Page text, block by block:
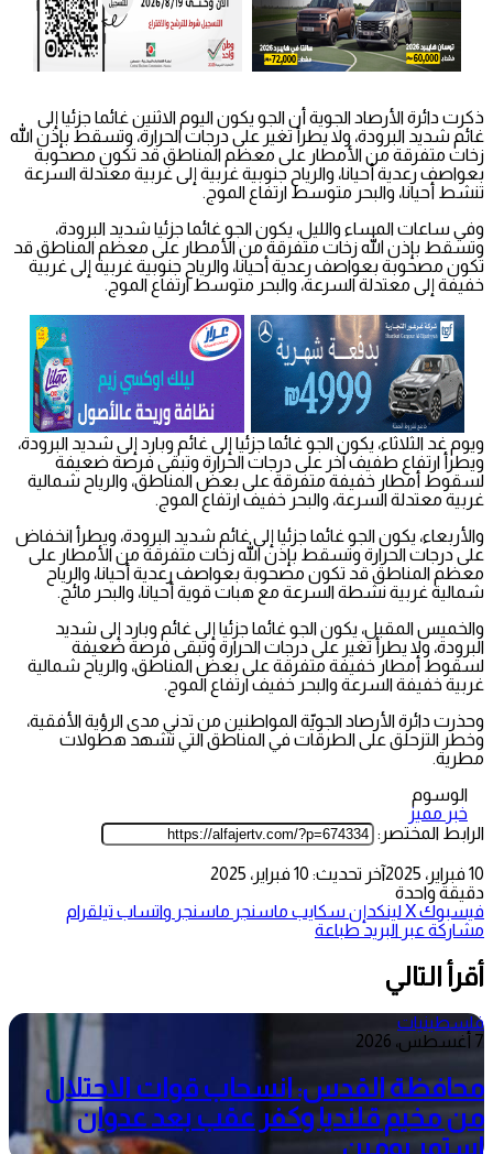
ذكرت دائرة الأرصاد الجوية أن الجو يكون اليوم الاثنين غائما جزئيا إلى
غائم شديد البرودة، ولا يطرأ تغير على درجات الحرارة، وتسقط بإذن الله
زخات متفرقة من الأمطار على معظم المناطق قد تكون مصحوبة
بعواصف رعدية أحيانا، والرياح جنوبية غربية إلى غربية معتدلة السرعة
تنشط أحيانا، والبحر متوسط ارتفاع الموج.
وفي ساعات المساء والليل، يكون الجو غائما جزئيا شديد البرودة،
وتسقط بإذن الله زخات متفرقة من الأمطار على معظم المناطق قد
تكون مصحوبة بعواصف رعدية أحيانا، والرياح جنوبية غربية إلى غربية
خفيفة إلى معتدلة السرعة، والبحر متوسط ارتفاع الموج.
ويوم غد الثلاثاء، يكون الجو غائما جزئيا إلى غائم وبارد إلى شديد البرودة،
ويطرأ ارتفاع طفيف آخر على درجات الحرارة وتبقى فرصة ضعيفة
لسقوط أمطار خفيفة متفرقة على بعض المناطق، والرياح شمالية
غربية معتدلة السرعة، والبحر خفيف ارتفاع الموج.
والأربعاء، يكون الجو غائما جزئيا إلى غائم شديد البرودة، ويطرأ انخفاض
على درجات الحرارة وتسقط بإذن الله زخات متفرقة من الأمطار على
معظم المناطق قد تكون مصحوبة بعواصف رعدية أحيانا، والرياح
شمالية غربية نشطة السرعة مع هبات قوية أحيانا، والبحر مائج.
والخميس المقبل، يكون الجو غائما جزئيا إلى غائم وبارد إلى شديد
البرودة، ولا يطرأ تغير على درجات الحرارة وتبقى فرصة ضعيفة
لسقوط أمطار خفيفة متفرقة على بعض المناطق، والرياح شمالية
غربية خفيفة السرعة والبحر خفيف ارتفاع الموج.
وحذرت دائرة الأرصاد الجويّة المواطنين من تدني مدى الرؤية الأفقية،
وخطر التزحلق على الطرقات في المناطق التي تشهد هطولات
مطرية.
الوسوم
خبر مميز
الرابط المختصر:
10 فبراير، 2025
آخر تحديث: 10 فبراير، 2025
دقيقة واحدة
فيسبوك‫Xلينكدإن سكايب ماسنجر ماسنجر واتساب تيلقرام
مشاركة عبر البريد طباعة
أقرأ التالي
فلسطينيات
7 أغسطس، 2026
محافظة القدس: انسحاب قوات الاحتلال
من مخيم قلنديا وكفر عقب بعد عدوان
استمر يومين